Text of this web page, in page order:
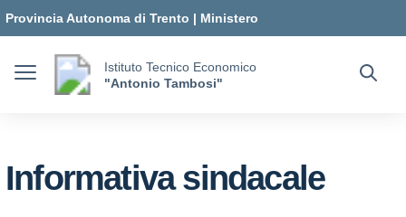
Provincia Autonoma di Trento | Ministero
dell'Istruzione e del Merito
Istituto Tecnico Economico
"Antonio Tambosi"
Informativa sindacale